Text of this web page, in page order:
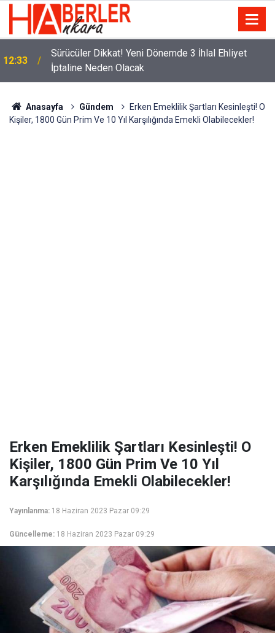
12:33
Sürücüler Dikkat! Yeni Dönemde 3 İhlal Ehliyet
İptaline Neden Olacak
Anasayfa Gündem
Erken Emeklilik Şartları Kesinleşti! O
Kişiler, 1800 Gün Prim Ve 10 Yıl Karşılığında Emekli Olabilecekler!
Erken Emeklilik Şartları Kesinleşti! O
Kişiler, 1800 Gün Prim Ve 10 Yıl
Karşılığında Emekli Olabilecekler!
Yayınlanma: 18 Haziran 2023 Pazar 09:29
Güncelleme: 18 Haziran 2023 Pazar 09:29